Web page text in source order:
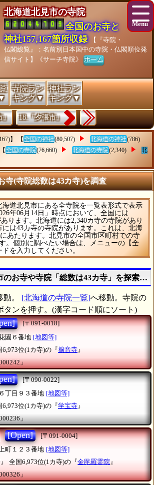
北海道北見市の寺院
全国のお寺と
神社157,167箇所収録
【『寺院・
仏閣総覧』：名前別日本国中の寺院・仏閣順位発
信サイト】《サーチ寺院》ホーム
寺院ラン
キング▼
神社ラン
キング▼
』 18.『夕張市』
】 【 全国の神社(80,507) 北海道の神社(786)
全国の寺院(76,660) 北海道の寺院(2,340)
北
寺(寺院総数は43カ寺)を調査
海道北見市にある全寺院を一覧表形式で表示
年06月14日」時点において、全国には
ります。北海道には2,340カ寺の寺院があり
には43カ寺の寺院があります。これは、北海
あたります。北見市の全国市区町村での寺
。個別に調べたい場合は、メニューの【全
を入力してください。
のお寺や寺院「総数は43カ寺」を探索す
動。 [北海道の寺院一覧]へ移動。寺院の
タンを押す。(漢字コード順にソート)
[〒091-0018]
園６番地 [地図等]
6,973位(1カ寺)の『擴音寺 』
」
[〒090-0022]
丁目９３番地 [地図等]
6,973位(1カ寺)の『学宝寺』
」
[Open]
[〒091-0004]
町１２３番地 [地図等]
全国6,973位(1カ寺)の『金毘羅霊院』
」